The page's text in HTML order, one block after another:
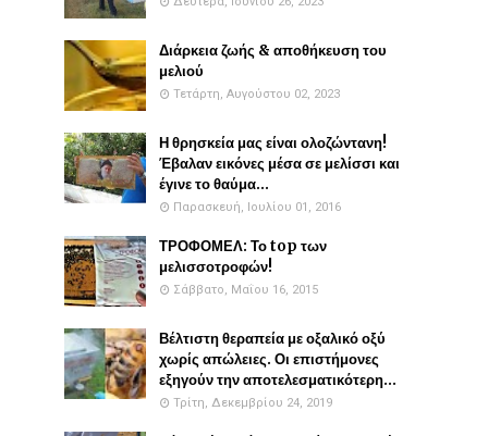
Διάρκεια ζωής & αποθήκευση του
μελιού
Τετάρτη, Αυγούστου 02, 2023
Η θρησκεία μας είναι ολοζώντανη!
Έβαλαν εικόνες μέσα σε μελίσσι και
έγινε το θαύμα...
Παρασκευή, Ιουλίου 01, 2016
ΤΡΟΦΟΜΕΛ: Το top των
μελισσοτροφών!
Σάββατο, Μαΐου 16, 2015
Βέλτιστη θεραπεία με οξαλικό οξύ
χωρίς απώλειες. Οι επιστήμονες
εξηγούν την αποτελεσματικότερη...
Τρίτη, Δεκεμβρίου 24, 2019